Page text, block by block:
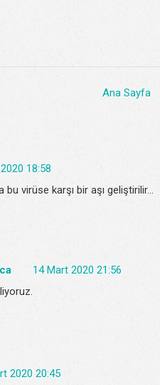
Ana Sayfa
18:58
virüse karşı bir aşı geliştirilir...
14 Mart 2020 21:56
2020 20:45